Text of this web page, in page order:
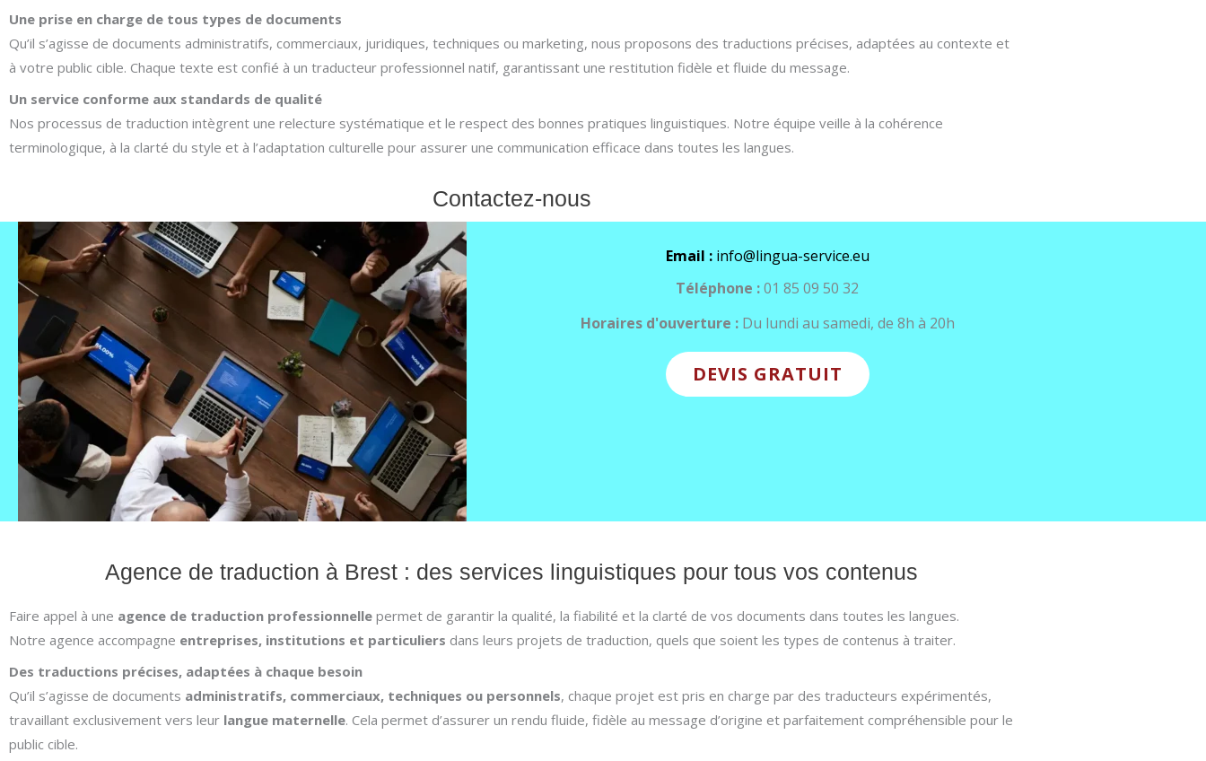
Une prise en charge de tous types de documents
Qu’il s’agisse de documents administratifs, commerciaux, juridiques, techniques ou marketing, nous proposons des traductions précises, adaptées au contexte et
à votre public cible. Chaque texte est confié à un traducteur professionnel natif, garantissant une restitution fidèle et fluide du message.
Un service conforme aux standards de qualité
Nos processus de traduction intègrent une relecture systématique et le respect des bonnes pratiques linguistiques. Notre équipe veille à la cohérence
terminologique, à la clarté du style et à l’adaptation culturelle pour assurer une communication efficace dans toutes les langues.
Contactez-nous
Email : info@lingua-service.eu
Téléphone :01 85 09 50 32
Horaires d'ouverture : Du lundi au samedi, de 8h à 20h
DEVIS GRATUIT
Agence de traduction à Brest : des services linguistiques pour tous vos contenus
Faire appel à une agence de traduction professionnelle permet de garantir la qualité, la fiabilité et la clarté de vos documents dans toutes les langues.
Notre agence accompagne entreprises, institutions et particuliers dans leurs projets de traduction, quels que soient les types de contenus à traiter.
Des traductions précises, adaptées à chaque besoin
Qu’il s’agisse de documents administratifs, commerciaux, techniques ou personnels, chaque projet est pris en charge par des traducteurs expérimentés,
travaillant exclusivement vers leur langue maternelle. Cela permet d’assurer un rendu fluide, fidèle au message d’origine et parfaitement compréhensible pour le
public cible.